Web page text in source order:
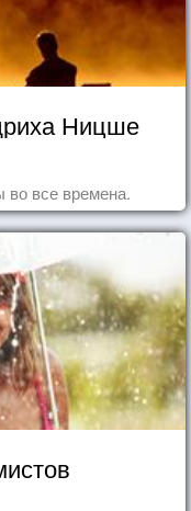
Ницше
во все времена.